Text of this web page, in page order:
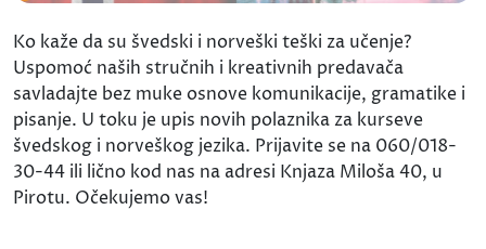
Ko kaže da su švedski i norveški teški za učenje?
Uspomoć naših stručnih i kreativnih predavača
savladajte bez muke osnove komunikacije, gramatike i
pisanje. U toku je upis novih polaznika za kurseve
švedskog i norveškog jezika. Prijavite se na 060/018-
30-44 ili lično kod nas na adresi Knjaza Miloša 40, u
Pirotu. Očekujemo vas!